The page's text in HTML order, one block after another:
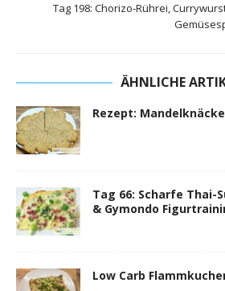
Tag 198: Chorizo-Rührei,
ÄHNLICHE
Rezept:
Tag 66: Scharfe Thai-
& Gymondo
Low Carb